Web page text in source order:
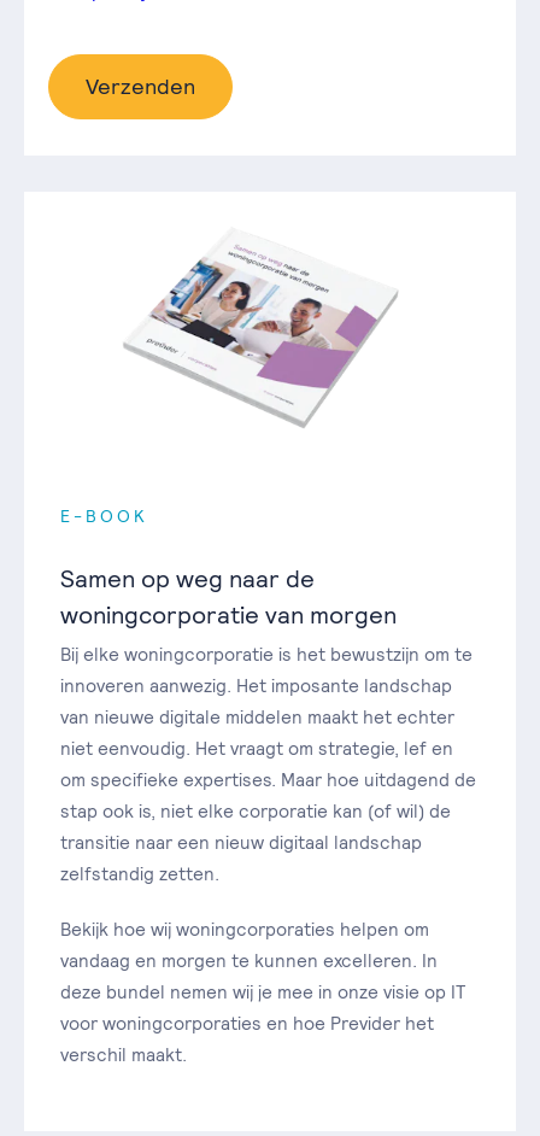
Verzenden
E-BOOK
Samen op weg naar de
woningcorporatie van morgen
Bij elke woningcorporatie is het bewustzijn om te
innoveren aanwezig. Het imposante landschap
van nieuwe digitale middelen maakt het echter
niet eenvoudig. Het vraagt om strategie, lef en
om specifieke expertises. Maar hoe uitdagend de
stap ook is, niet elke corporatie kan (of wil) de
transitie naar een nieuw digitaal landschap
zelfstandig zetten.
Bekijk hoe wij woningcorporaties helpen om
vandaag en morgen te kunnen excelleren. In
deze bundel nemen wij je mee in onze visie op IT
voor woningcorporaties en hoe Previder het
verschil maakt.